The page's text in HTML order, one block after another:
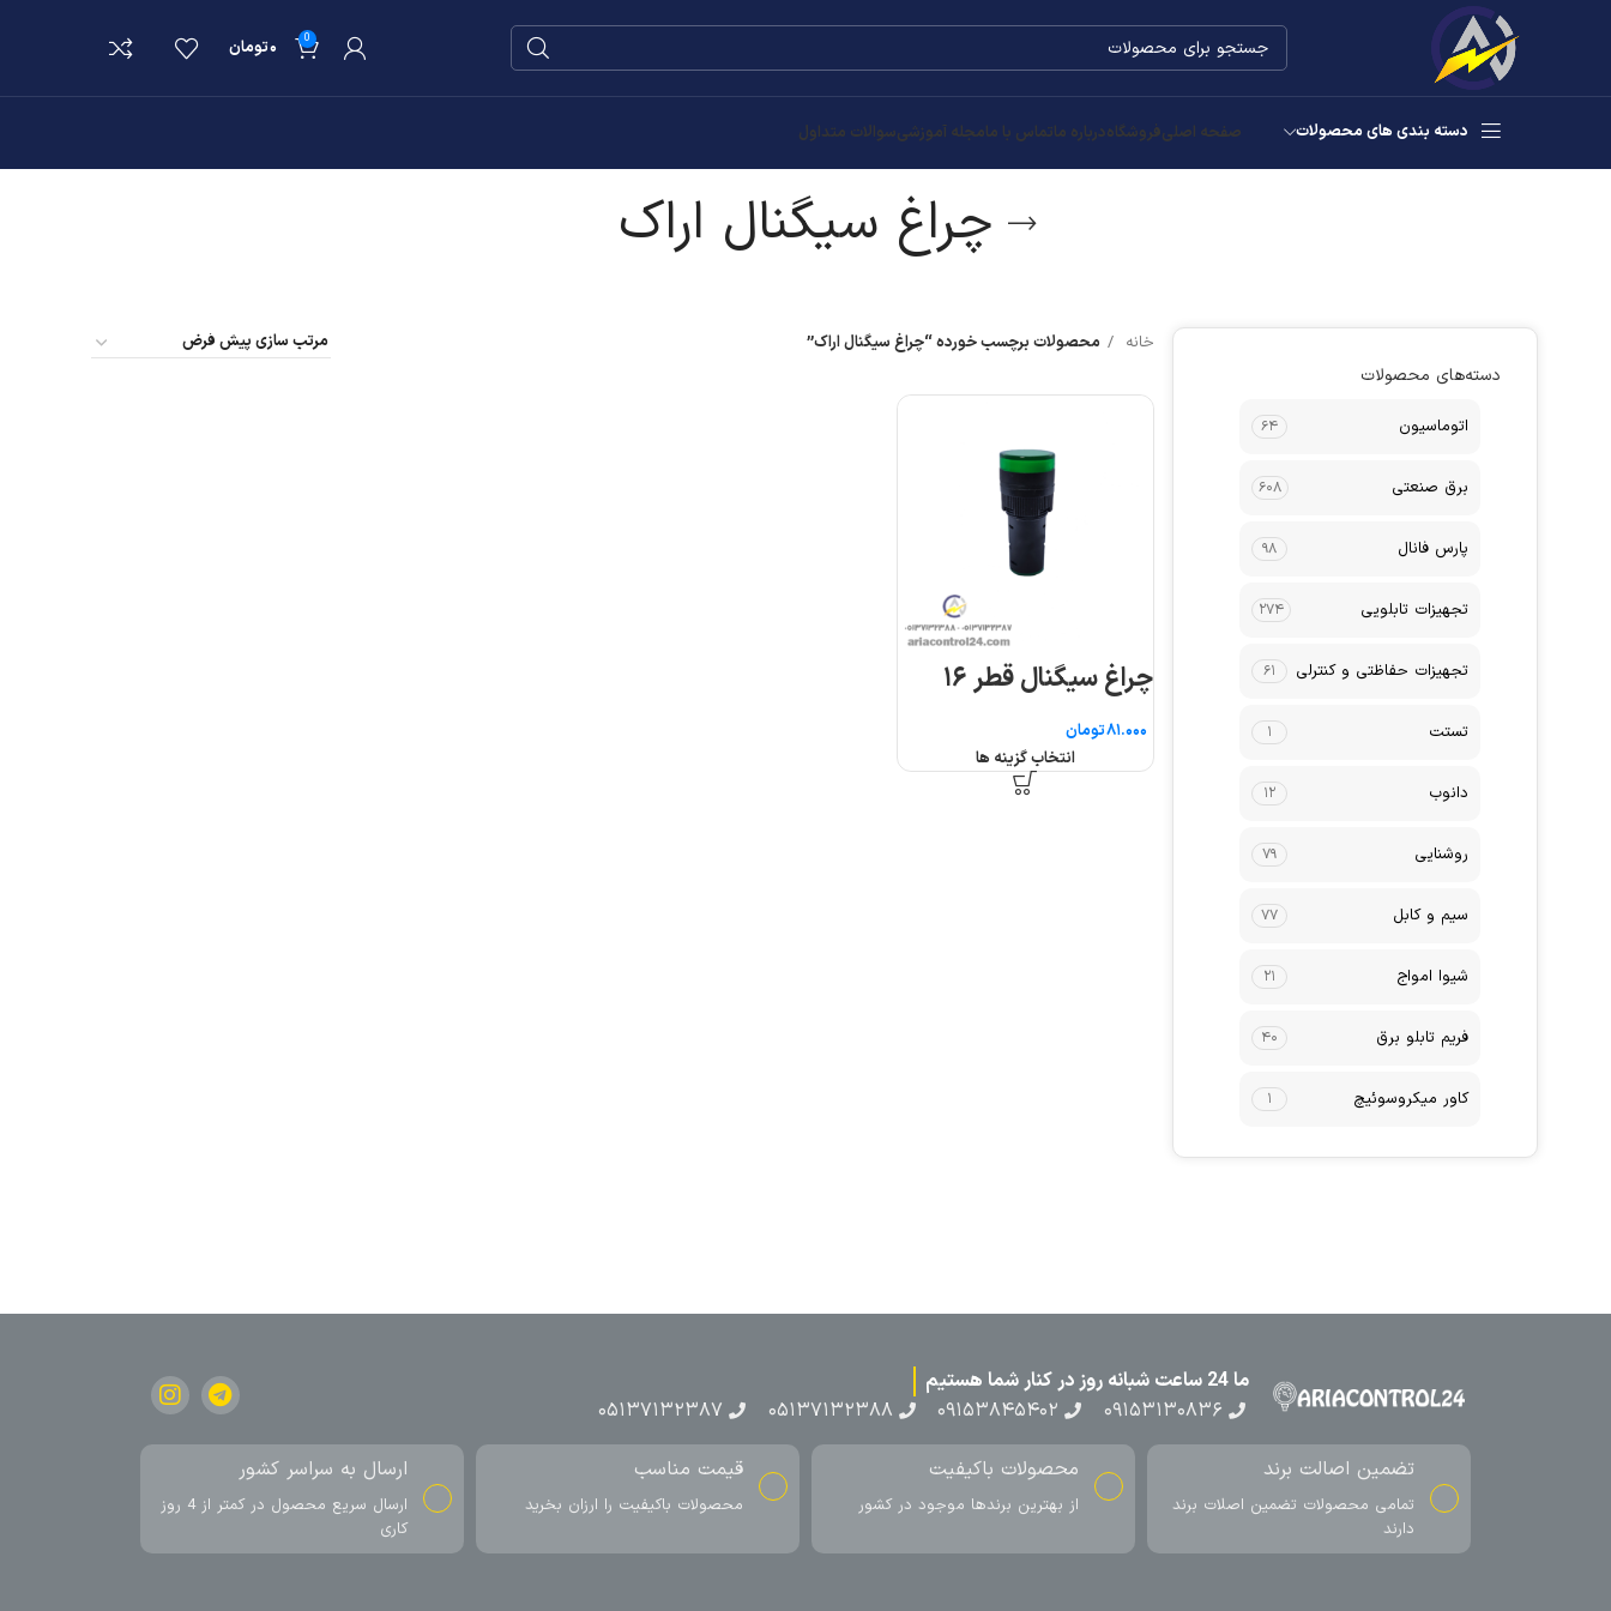
0 ۰تومان
دسته بندی های محصولات صفحه اصلیفروشگاهدرباره ماتماس با مامجله آموزشیسوالات متداول
چراغ سیگنال اراک
دسته‌های محصولات
اتوماسیون ۶۴
برق صنعتی ۶۰۸
پارس فانال ۹۸
تجهیزات تابلویی ۲۷۴
تجهیزات حفاظتی و کنترلی ۶۱
تستت ۱
دانوب ۱۲
روشنایی ۷۹
سیم و کابل ۷۷
شیوا امواج ۲۱
فریم تابلو برق ۴۰
کاور میکروسوئیچ ۱
خانه محصولات برچسب خورده “چراغ سیگنال اراک”
چراغ سیگنال قطر ۱۶
تومان
انتخاب گزینه ها
ما 24 ساعت شبانه روز در کنار شما هستیم
۰۹۱۵۳۱۳۰۸۳۶
۰۹۱۵۳۸۴۵۴۰۲ ۰۵۱۳۷۱۳۲۳۸۸ ۰۵۱۳۷۱۳۲۳۸۷
تضمین اصالت برند
تمامی محصولات تضمین اصلات برند
دارند
محصولات باکیفیت
از بهترین برندها موجود در کشور
قیمت مناسب
محصولات باکیفیت را ارزان بخرید
ارسال به سراسر کشور
ارسال سریع محصول در کمتر از 4 روز
کاری